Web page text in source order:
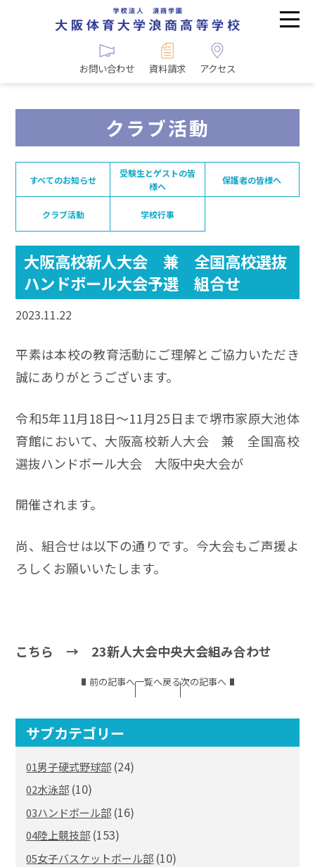
お問い合わせ 資料請求 アクセス
クラブ活動
すべてのお知らせ
受験生とゲストの皆
様へ
保護者の皆様へ
クラブ活動 学校行事
大阪高校新人大会 兼 全国高校選抜
ハンドボール大会予選 組合せ
2023.11.22
平素は本校の教育活動にご理解とご協力いただき
誠にありがとうございます。
令和5年11月18日～11月25日まで堺市家原大池体
育館において、大阪高校新人大会 兼 全国高校
選抜ハンドボール大会 大阪中央大会が
開催されます。
尚、組合せは以下の通りです。今大会もご声援よ
ろしくお願いいたします。
こちら → 23新人大会中央大会組み合わせ
前の記事へ一覧へ戻る次の記事へ
サブカテゴリー
01男子硬式野球部 (24)
02水泳部 (10)
03ハンドボール部 (16)
04陸上競技部 (153)
05女子バスケットボール部 (10)